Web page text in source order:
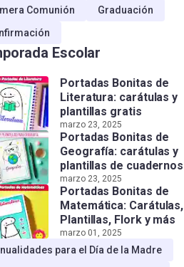
Comunión
Graduación
Escolar
Portadas Bonitas de
Literatura: carátulas y
plantillas gratis
marzo 23, 2025
Portadas Bonitas de
Geografía: carátulas y
plantillas de cuadernos
marzo 23, 2025
Portadas Bonitas de
Matemática: Carátulas,
Plantillas, Flork y más
marzo 01, 2025
para el Día de la Madre